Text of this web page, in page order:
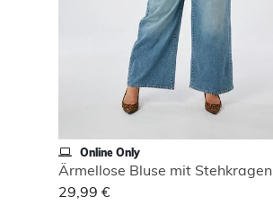
Online Only
Ärmellose Bluse mit Stehkragen
29,99 €